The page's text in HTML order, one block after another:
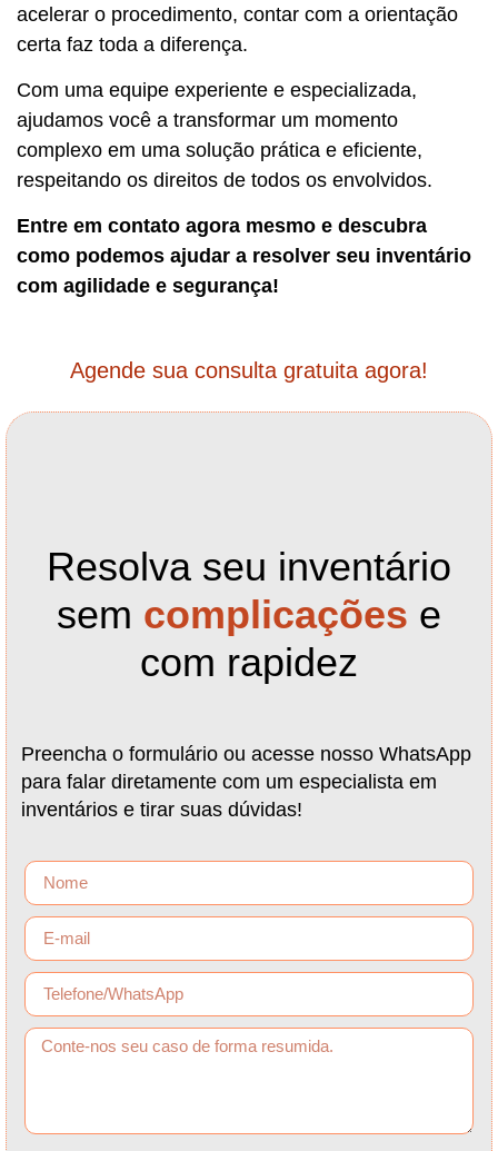
acelerar o procedimento, contar com a orientação
certa faz toda a diferença.
Com uma equipe experiente e especializada,
ajudamos você a transformar um momento
complexo em uma solução prática e eficiente,
respeitando os direitos de todos os envolvidos.
Entre em contato agora mesmo e descubra
como podemos ajudar a resolver seu inventário
com agilidade e segurança!
Agende sua consulta gratuita agora!
Resolva seu inventário
sem complicações e
com rapidez
Preencha o formulário ou acesse nosso WhatsApp
para falar diretamente com um especialista em
inventários e tirar suas dúvidas!